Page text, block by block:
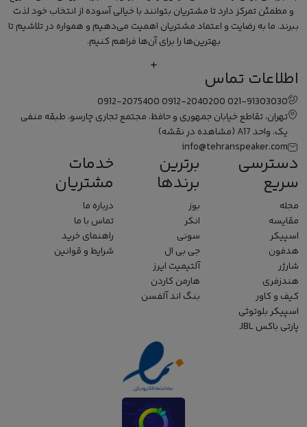
و مطمئن تمرکز دارد تا مشتریان بتوانند با خیالی آسوده از انتخاب خود لذت
ببرند. ما به رضایت و اعتماد مشتریان اهمیت می‌دهیم و همواره در تلاشیم تا
بهترین‌ها را برای آن‌ها فراهم کنیم.
اطلاعات تماس
021-91303030
0912-2040200
0912-2075400
تهران، تقاطع خیابان جمهوری و حافظ، مجتمع تجاری چارسو، طبقه منفی
یک، واحد A17
(مشاهده در نقشه)
info@tehranspeaker.com
دسترسی
سریع
مجله
مقایسه
اسپیکر
هدفون
شارژر
هندزفری
کیف و کاور
اسپیکر بلوتوثی
پارتی باکس JBL
برترین
برندها
بوز
انکر
سونی
جی بی ال
آلتیمیت ایرز
هارمن کاردن
بنگ اند آلفسن
خدمات
مشتریان
درباره ما
تماس با ما
راهنمای خرید
شرایط و قوانین